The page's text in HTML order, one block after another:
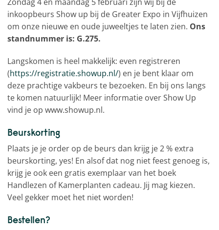
inkoopbeurs Show up bij de Greater Expo in Vijfhuizen
om onze nieuwe en oude juweeltjes te laten zien. Ons
standnummer is: G.275.
Langskomen is heel makkelijk: even registreren
(https://registratie.showup.nl/) en je bent klaar om
deze prachtige vakbeurs te bezoeken. En bij ons langs
te komen natuurlijk! Meer informatie over Show Up
vind je op www.showup.nl.
Beurskorting
Plaats je je order op de beurs dan krijg je 2 % extra
beurskorting, yes! En alsof dat nog niet feest genoeg is,
krijg je ook een gratis exemplaar van het boek
Handlezen of Kamerplanten cadeau. Jij mag kiezen.
Veel gekker moet het niet worden!
Bestellen?